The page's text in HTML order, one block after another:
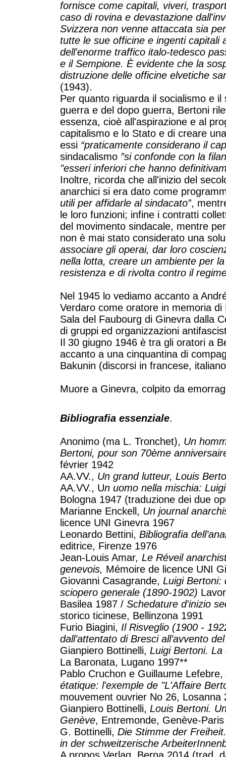
fornisce come capitali, viveri,
caso di rovina e devastazione
Svizzera non venne attaccata sia
tutte le sue officine e ingenti capitali
dell'enorme traffico italo-tedesco
e il Sempione. È evidente che la
distruzione delle officine elvetiche
(1943).
Per quanto riguarda il socialismo e
guerra e del dopo guerra, Bertoni
essenza, cioè all'aspirazione e al
capitalismo e lo Stato e di creare
essi “praticamente considerano il
sindacalismo ”si confonde con la
"esseri inferiori che hanno
Inoltre, ricorda che all'inizio del
anarchici si era dato come
utili per affidarle al sindacato”,
le loro funzioni; infine i contratti
del movimento sindacale, mentre
non è mai stato considerato una
associare gli operai, dar loro
nella lotta, creare un ambiente per
resistenza e di rivolta contro il
Nel 1945 lo vediamo accanto a
Verdaro come oratore in memoria
Sala del Faubourg di Ginevra dalla
di gruppi ed organizzazioni
Il 30 giugno 1946 è tra gli oratori a
accanto a una cinquantina di
Bakunin (discorsi in francese,
Muore a Ginevra, colpito da
Bibliografia essenziale.
Anonimo (ma L. Tronchet), Un
Bertoni, pour son 70ème
février 1942
AA.VV., Un grand lutteur, Louis
AA.VV., Un uomo nella mischia:
Bologna 1947 (traduzione dei due
Marianne Enckell, Un journal
licence UNI Ginevra 1967
Leonardo Bettini, Bibliografia
editrice, Firenze 1976
Jean-Louis Amar, Le Réveil
genevois, Mémoire de licence UNI
Giovanni Casagrande, Luigi Bertoni:
sciopero generale (1890-1902)
Basilea 1987 / Schedature d'inizio
storico ticinese, Bellinzona 1991
Furio Biagini, Il Risveglio (1900 -
dall’attentato di Bresci all’avvento
Gianpiero Bottinelli, Luigi Bertoni.
La Baronata, Lugano 1997**
Pablo Cruchon e Guillaume Lefebre,
étatique: l'exemple de "L'Affaire
mouvement ouvrier No 26, Losanna
Gianpiero Bottinelli, Louis Bertoni.
Genève, Entremonde, Genève-
G. Bottinelli, Die Stimme der
in der schweitzerische